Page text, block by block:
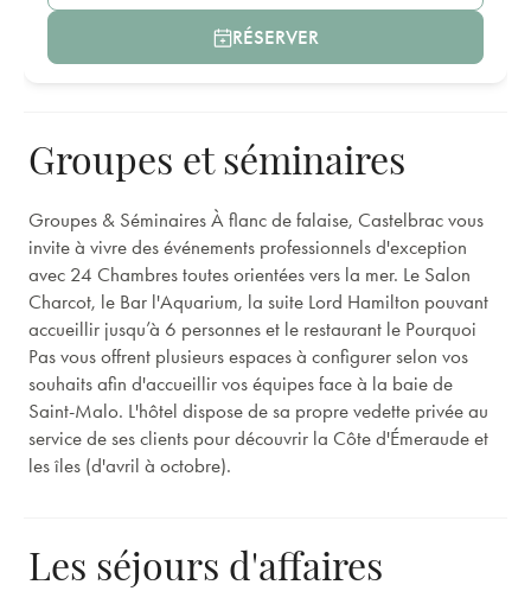
RÉSERVER
Groupes et séminaires
Groupes & Séminaires À flanc de falaise, Castelbrac vous
invite à vivre des événements professionnels d'exception
avec 24 Chambres toutes orientées vers la mer. Le Salon
Charcot, le Bar l'Aquarium, la suite Lord Hamilton pouvant
accueillir jusqu’à 6 personnes et le restaurant le Pourquoi
Pas vous offrent plusieurs espaces à configurer selon vos
souhaits afin d'accueillir vos équipes face à la baie de
Saint-Malo. L'hôtel dispose de sa propre vedette privée au
service de ses clients pour découvrir la Côte d'Émeraude et
les îles (d'avril à octobre).
Les séjours d'affaires